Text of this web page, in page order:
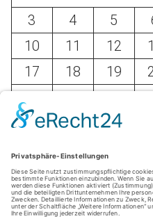
3
4 5
10
11 12
17
18 19
31
«